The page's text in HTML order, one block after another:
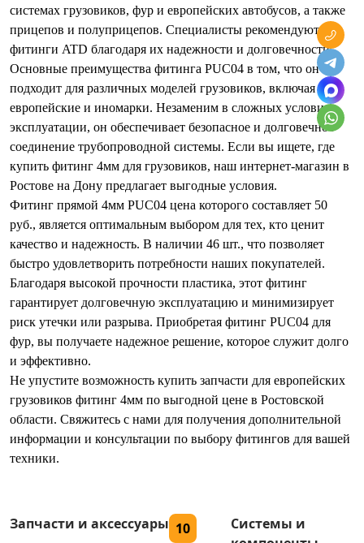
системах грузовиков, фур и европейских автобусов, а также
прицепов и полуприцепов. Специалисты рекомендуют
фитинги ATD благодаря их надежности и долговечности.
Основные преимущества фитинга PUC04 в том, что он
подходит для различных моделей грузовиков, включая
европейские и иномарки. Незаменим в сложных условиях
эксплуатации, он обеспечивает безопасное и долговечное
соединение трубопроводной системы. Если вы ищете, где
купить фитинг 4мм для грузовиков, наш интернет-магазин в
Ростове на Дону предлагает выгодные условия.
Фитинг прямой 4мм PUC04 цена которого составляет 50
руб., является оптимальным выбором для тех, кто ценит
качество и надежность. В наличии 46 шт., что позволяет
быстро удовлетворить потребности наших покупателей.
Благодаря высокой прочности пластика, этот фитинг
гарантирует долговечную эксплуатацию и минимизирует
риск утечки или разрыва. Приобретая фитинг PUC04 для
фур, вы получаете надежное решение, которое служит долго
и эффективно.
Не упустите возможность купить запчасти для европейских
грузовиков фитинг 4мм по выгодной цене в Ростовской
области. Свяжитесь с нами для получения дополнительной
информации и консультации по выбору фитингов для вашей
техники.
Запчасти и аксессуары 10
Системы и